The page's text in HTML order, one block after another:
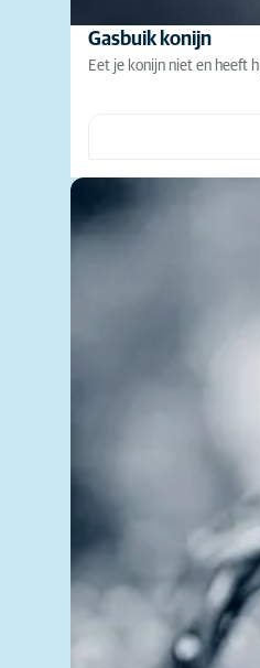
Gasbuik konijn
Eet je konijn niet en heeft